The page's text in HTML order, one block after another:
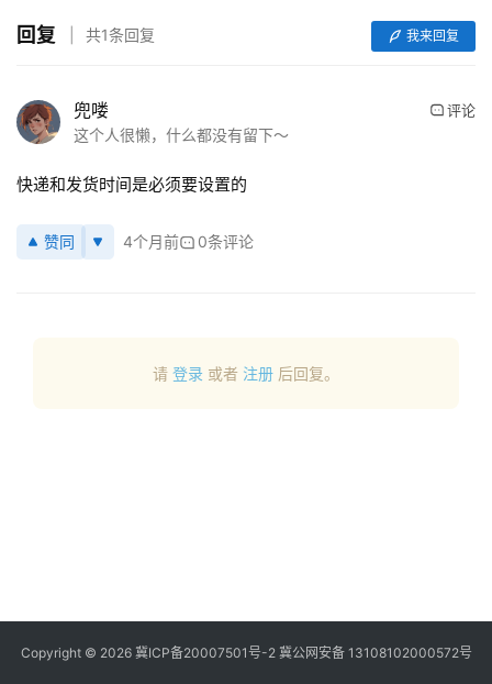
运
跨
境
电
登录
回复 共1条回复 我来回复
兜喽
这个人很懒，什么都没有留下～
评论
快递和发货时间是必须要设置的
赞同 4个月前 0条评论
请 登录 或者 注册 后回复。
Copyright © 2026 冀ICP备20007501号-2 冀公网安备 13108102000572号